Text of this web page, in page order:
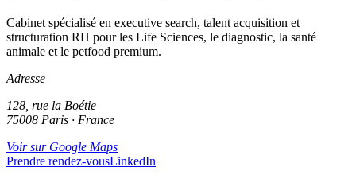
Cabinet spécialisé en executive search, talent acquisition et
structuration RH pour les Life Sciences, le diagnostic, la santé
animale et le petfood premium.
Adresse
128, rue la Boétie
75008 Paris · France
Voir sur Google Maps
Prendre rendez-vousLinkedIn